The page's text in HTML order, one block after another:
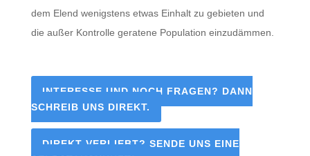
dem Elend wenigstens etwas Einhalt zu gebieten und
die außer Kontrolle geratene Population einzudämmen.
INTERESSE UND NOCH FRAGEN? DANN
SCHREIB UNS DIREKT.
DIREKT VERLIEBT? SENDE UNS EINE